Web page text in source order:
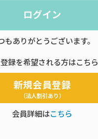
ログイン
もありがとうございます。
録を希望される方はこちら
新規会員登録
（法人割引あり）
会員詳細はこちら